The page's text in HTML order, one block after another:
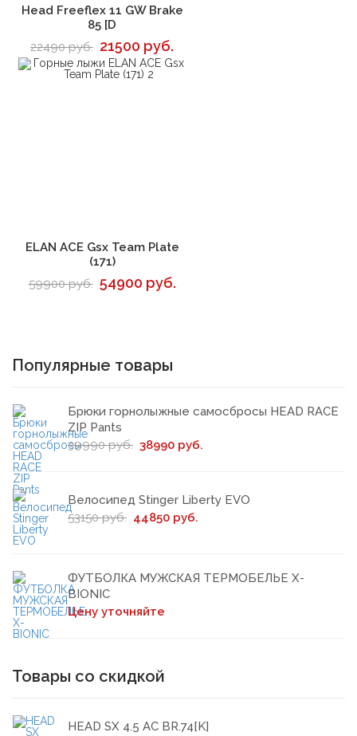
В корзину
Head Freeflex 11 GW Brake
85 [D
22490 руб. 21500 руб.
В корзину
ELAN ACE Gsx Team Plate
(171)
59900 руб. 54900 руб.
Популярные товары
Брюки горнолыжные самосбросы HEAD RACE
ZIP Pants
39990 руб. 38990 руб.
Велосипед Stinger Liberty EVO
53150 руб. 44850 руб.
ФУТБОЛКА МУЖСКАЯ ТЕРМОБЕЛЬЕ X-
BIONIC
Цену уточняйте
Товары со скидкой
HEAD SX 4.5 AC BR.74[K]